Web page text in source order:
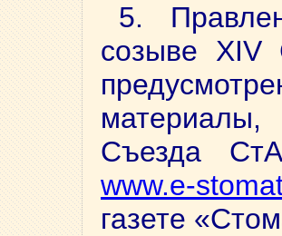
5.
созыве XIV
Съезда
www.e-
газете